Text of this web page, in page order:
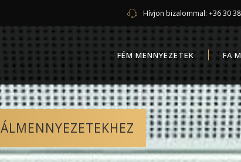
Hívjon bizalommal: +36 30
FÉM MENNYEZETEK FA